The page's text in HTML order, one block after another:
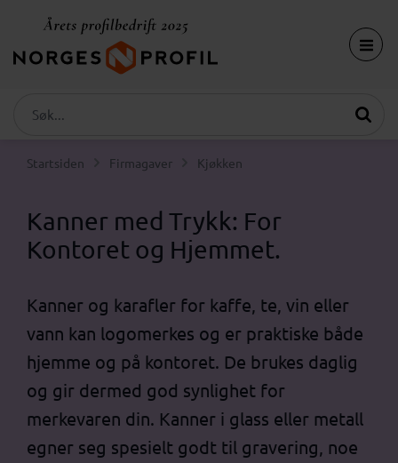
Startsiden Firmagaver Kjøkken
Kanner med Trykk: For
Kontoret og Hjemmet.
Kanner og karafler for kaffe, te, vin eller
vann kan logomerkes og er praktiske både
hjemme og på kontoret. De brukes daglig
og gir dermed god synlighet for
merkevaren din. Kanner i glass eller metall
egner seg spesielt godt til gravering, noe